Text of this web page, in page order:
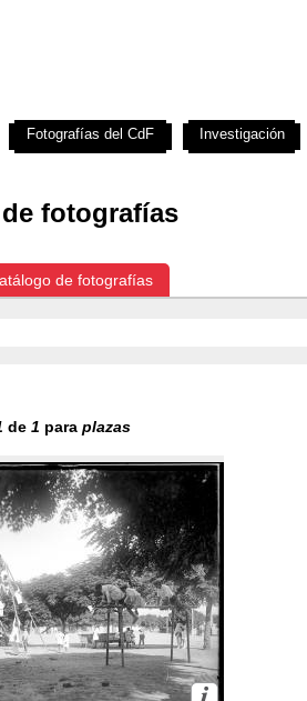
fotografías
de fotografías
de 1 para plazas
Fotografías del CdF Investigación